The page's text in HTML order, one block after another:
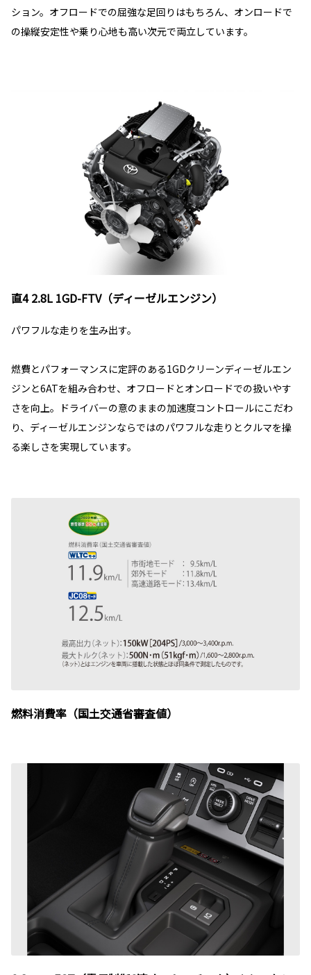
ション。オフロードでの屈強な足回りはもちろん、オンロードで
の操縦安定性や乗り心地も高い次元で両立しています。
直4 2.8L 1GD-FTV（ディーゼルエンジン）
パワフルな走りを生み出す。
燃費とパフォーマンスに定評のある1GDクリーンディーゼルエン
ジンと6ATを組み合わせ、オフロードとオンロードでの扱いやす
さを向上。ドライバーの意のままの加速度コントロールにこだわ
り、ディーゼルエンジンならではのパワフルな走りとクルマを操
る楽しさを実現しています。
燃料消費率（国土交通省審査値）